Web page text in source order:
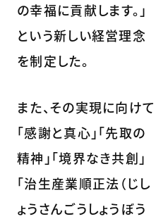
の幸福に貢献します。」
という新しい経営理念
を制定した。
また、その実現に向けて
「感謝と真心」「先取の
精神」「境界なき共創」
「治生産業順正法（じし
ょうさんごうしょうぼう